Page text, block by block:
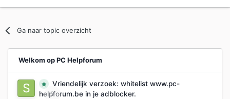
Ga naar topic overzicht
Welkom op PC Helpforum
0
Vriendelijk verzoek: whitelist www.pc-
helpforum.be in je adblocker.